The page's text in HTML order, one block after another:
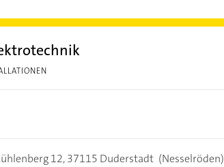
12,37115 Duderstadt (Nesselröden)